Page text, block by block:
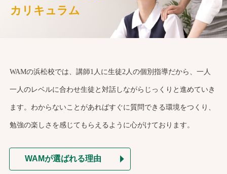
カリキュラム
WAMの浜松校では、講師1人に生徒2人の個別指導だから、一人
一人のレベルに合わせ生徒と対話しながらじっくりと進めていき
ます。わからないことがあればすぐに質問できる環境をつくり、
勉強の楽しさを感じてもらえるように心がけております。
WAMが選ばれる理由